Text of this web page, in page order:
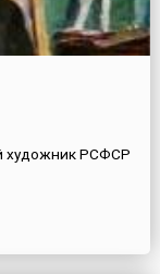
художник РСФСР